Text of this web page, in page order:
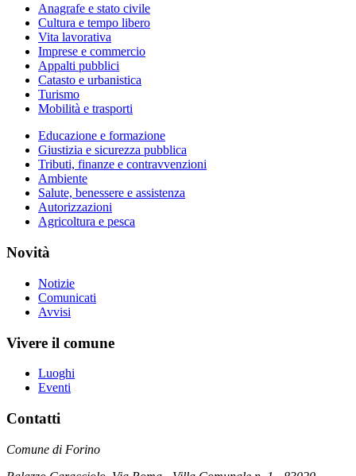
Anagrafe e stato civile
Cultura e tempo libero
Vita lavorativa
Imprese e commercio
Appalti pubblici
Catasto e urbanistica
Turismo
Mobilità e trasporti
Educazione e formazione
Giustizia e sicurezza pubblica
Tributi, finanze e contravvenzioni
Ambiente
Salute, benessere e assistenza
Autorizzazioni
Agricoltura e pesca
Novità
Notizie
Comunicati
Avvisi
Vivere il comune
Luoghi
Eventi
Contatti
Comune di Forino